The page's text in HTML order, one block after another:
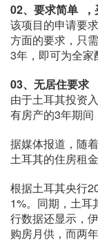
02、 要求简单 ，
该项目的申请要
方面的要求，只
3年，即可为全家
03、 无居住要求
由于土耳其投资
有房产的3年期间
据媒体报道，随
土耳其的住房租
根据土耳其央行
1%。同期，土耳
行数据还显示，
购房月供，而两